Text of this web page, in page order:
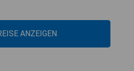
ANZEIGEN